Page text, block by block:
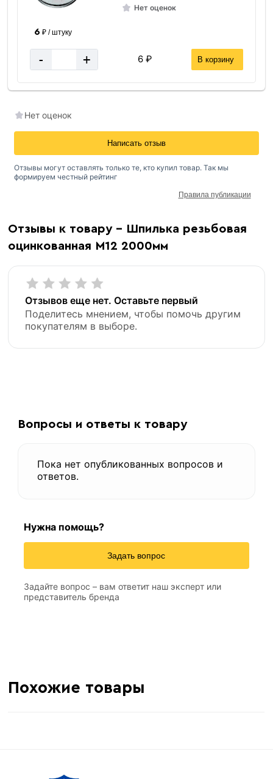
Нет оценок
6 ₽ / штуку
- + 6 ₽ В корзину
Отзывы к товару - Шпилька резьбовая
оцинкованная М12 2000мм
Отзывов еще нет. Оставьте первый
Поделитесь мнением, чтобы помочь другим
покупателям в выборе.
Нет оценок
Написать отзыв
Отзывы могут оставлять только те, кто купил товар. Так мы
формируем честный рейтинг
Правила публикации
Вопросы и ответы к товару
Пока нет опубликованных вопросов и
ответов.
Нужна помощь?
Задать вопрос
Задайте вопрос – вам ответит наш эксперт или
представитель бренда
Похожие товары